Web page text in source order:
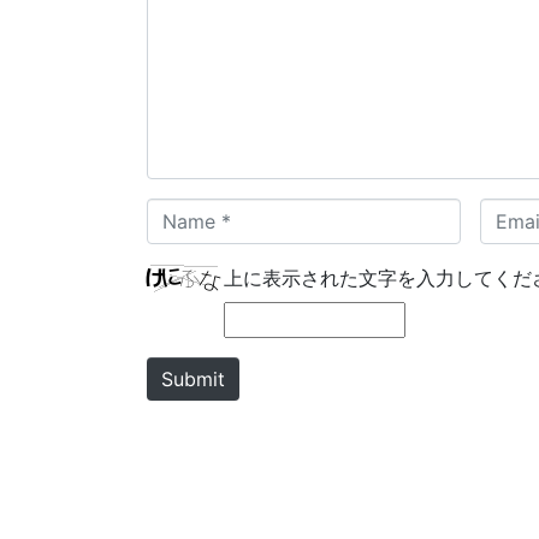
a
m
e
m
a
上に表示された文字を入力してくだ
Submit